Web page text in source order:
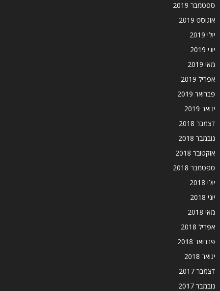
ספטמבר 2019
אוגוסט 2019
יולי 2019
יוני 2019
מאי 2019
אפריל 2019
פברואר 2019
ינואר 2019
דצמבר 2018
נובמבר 2018
אוקטובר 2018
ספטמבר 2018
יולי 2018
יוני 2018
מאי 2018
אפריל 2018
פברואר 2018
ינואר 2018
דצמבר 2017
נובמבר 2017